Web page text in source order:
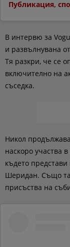
В интервю за
и развълнувана
Тя разкри, че се
включително на
съседка.
Никол
наскоро участва
където
Шеридан. Също
присъства на